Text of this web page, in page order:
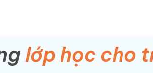
lớp học cho